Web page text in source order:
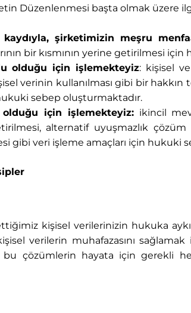
Düzenlenmesi başta olmak üzere
kaydıyla, şirketimizin meşru
bir kısmının yerine getirilmesi
olduğu için işlemekteyiz: kişisel
verinin kullanılması gibi bir hakkın
sebep oluşturmaktadır.
için işlemekteyiz:ikincil
alternatif uyuşmazlık
gibi veri işleme amaçları için hukuki
kişisel verilerinizin hukuka
verilerin muhafazasını
bu çözümlerin hayata için gerekli